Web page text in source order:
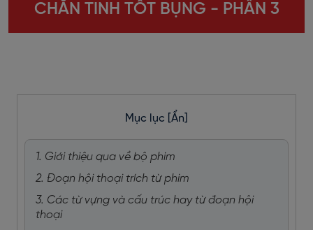
CHẰN TINH TỐT BỤNG - PHẦN 3
Mục lục [Ẩn]
1. Giới thiệu qua về bộ phim
2. Đoạn hội thoại trích từ phim
3. Các từ vựng và cấu trúc hay từ đoạn hội
thoại